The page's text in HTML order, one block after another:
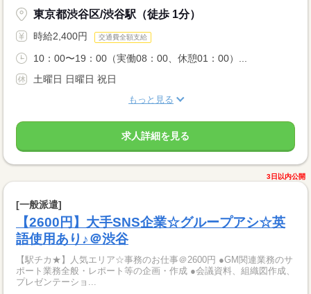
東京都渋谷区/渋谷駅（徒歩 1分）
時給2,400円 交通費全額支給
10：00〜19：00（実働08：00、休憩01：00）...
土曜日 日曜日 祝日
もっと見る
求人詳細を見る
3日以内公開
[一般派遣]
【2600円】大手SNS企業☆グループアシ☆英
語使用あり♪＠渋谷
【駅チカ★】人気エリア☆事務のお仕事＠2600円 ●GM関連業務のサ
ポート業務全般・レポート等の企画・作成 ●会議資料、組織図作成、
プレゼンテーショ...